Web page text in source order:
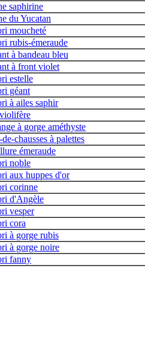
saphirine
du Yucatan
moucheté
rubis-émeraude
à bandeau bleu
à front violet
estelle
géant
à ailes saphir
à gorge améthyste
chausses à palettes
émeraude
noble
aux huppes d'or
corinne
d'Angèle
vesper
cora
à gorge rubis
à gorge noire
fanny